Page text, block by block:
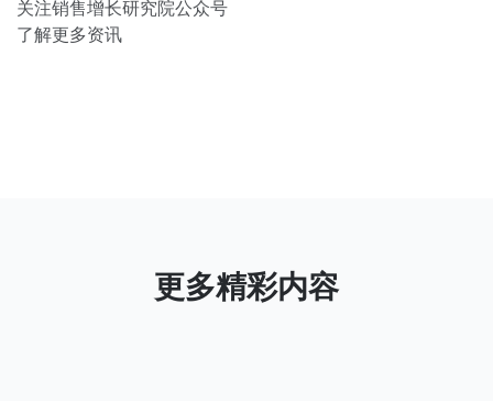
关注销售增长研究院公众号
了解更多资讯